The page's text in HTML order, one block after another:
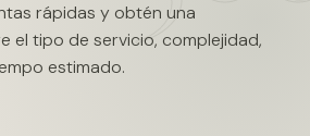
rápidas y obtén una
el tipo de servicio, complejidad,
estimado.